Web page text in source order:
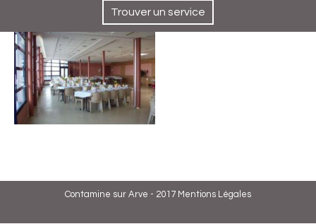
Trouver un service
Contamine sur Arve - 2017 Mentions Légales